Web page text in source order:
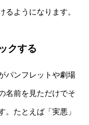
るようになります。
クする
パンフレットや劇場
名前を見ただけでそ
。たとえば「実悪」